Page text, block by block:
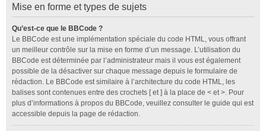
Mise en forme et types de sujets
Qu’est-ce que le BBCode ?
Le BBCode est une implémentation spéciale du code HTML, vous offrant
un meilleur contrôle sur la mise en forme d’un message. L’utilisation du
BBCode est déterminée par l’administrateur mais il vous est également
possible de la désactiver sur chaque message depuis le formulaire de
rédaction. Le BBCode est similaire à l’architecture du code HTML, les
balises sont contenues entre des crochets [ et ] à la place de < et >. Pour
plus d’informations à propos du BBCode, veuillez consulter le guide qui est
accessible depuis la page de rédaction.